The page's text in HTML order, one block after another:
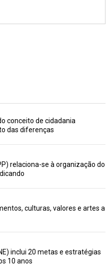
conceito de cidadania
das diferenças
relaciona-se à organização do
culturas, valores e artes a
inclui 20 metas e estratégias
10 anos